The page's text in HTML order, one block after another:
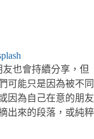
也會持續分享，但
可能只是因為被不同
因為自己在意的朋友
出來的段落，或純粹